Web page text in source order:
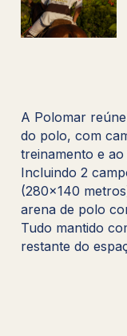
A Polomar
do polo, com
treinamento e ao
Incluindo 2
(280×140
arena de polo
Tudo mantido
restante do